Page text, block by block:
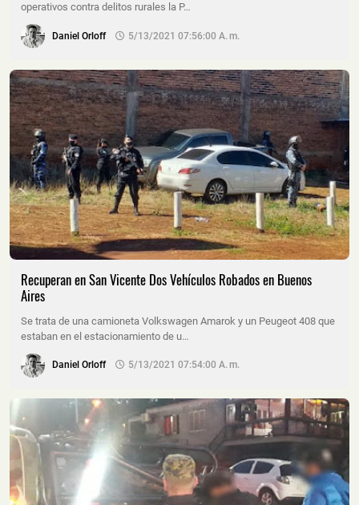
operativos contra delitos rurales la P…
Daniel Orloff 5/13/2021 07:56:00 A. M.
Recuperan en San Vicente Dos Vehículos Robados en Buenos
Aires
Se trata de una camioneta Volkswagen Amarok y un Peugeot 408 que
estaban en el estacionamiento de u…
Daniel Orloff 5/13/2021 07:54:00 A. M.